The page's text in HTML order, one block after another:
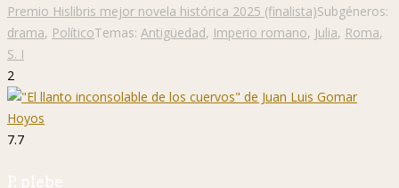
Premio Hislibris mejor novela histórica 2025 (finalista)Subgéneros:
drama, PolíticoTemas: Antigüedad, Imperio romano, Julia, Roma,
S. I
2
7.7
P. plebe